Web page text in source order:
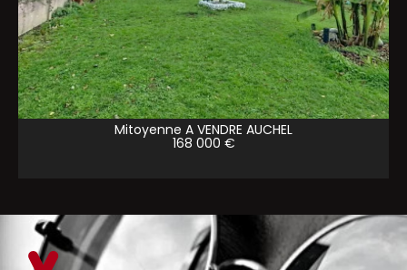
Mitoyenne A VENDRE AUCHEL
168 000 €